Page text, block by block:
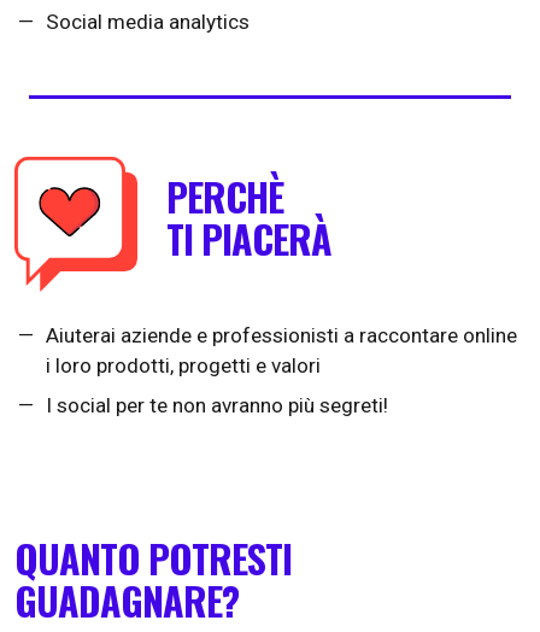
Social media analytics
PERCHÈ
TI PIACERÀ
Aiuterai aziende e professionisti a raccontare online
i loro prodotti, progetti e valori
I social per te non avranno più segreti!
QUANTO POTRESTI
GUADAGNARE?